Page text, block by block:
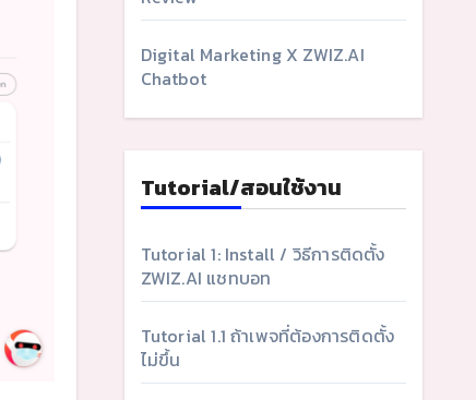
Digital Marketing X ZWIZ.AI
Chatbot
Tutorial/สอนใช้งาน
Tutorial 1: Install / วิธีการติดตั้ง
ZWIZ.AI แชทบอท
Tutorial 1.1 ถ้าเพจที่ต้องการติดตั้ง
ไม่ขึ้น